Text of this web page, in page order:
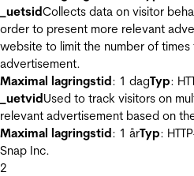
_uetsidCollects data on visitor
order to present more relevant
website to limit the number of
advertisement.
Maximal lagringstid: 1 dagTyp:
_uetvidUsed to track visitors on
relevant advertisement based on
Maximal lagringstid: 1 årTyp:
Snap Inc.
2